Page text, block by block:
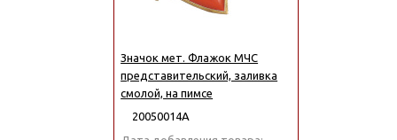
Значок мет. Флажок МЧС
представительский, заливка
смолой, на пимсе
20050014А